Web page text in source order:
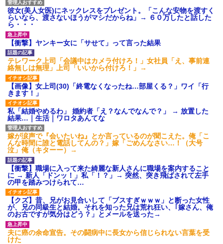
彼女(美人女医)にネックレスをプレゼント。「こんな安物を渡すく
らいなら、渡さないほうがマシだからね」→ ６０万したと話した
ら・・・
【衝撃】ヤンキー女に「サせて」って言った結果
テレワーク上司「会議中はカメラ付けろ！」女社員「え、事前連
絡無しは無理」上司「いいから付けろ！」→
【画像】女上司(30)「終電なくなったね…部屋くる？」ワイ「行
きます！」
私「結婚やめるわ」 婚約者「え？なんでなんで？」 → 放置した
結果…｜生活｜ワロタあんてな
嫁が涙声で『会いたいね』とか言っているのが聞こえた。俺「こ
んな時間に誰と電話してんの？」嫁「ごめんなさい…！（大号
泣」俺（キターー）→
【衝撃】職場に入って来た綺麗な新人さんに職場を案内すること
に → 新人「ドンッ！」私「！？」→ 突然、突き飛ばされて左手
の甲を踏みつけられて…
【クズ】昔、兄がお見合いして「ブスすぎｗｗｗ」と断った女性
が、兄の同級生と結婚。それを知った兄は荒れ狂い、｢嫁さん、俺
のお古ですが気分はどう？」とメールを送った→
夫に癌の余命宣告。その闘病中に長女から信じられない言葉を受
けた